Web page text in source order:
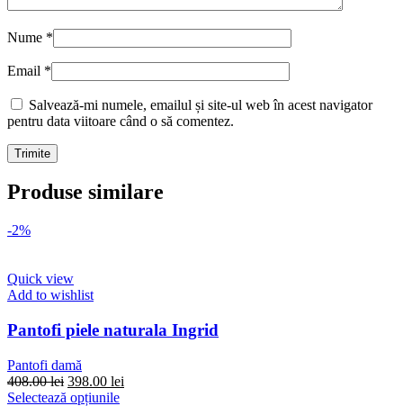
Nume *
Email *
Salvează-mi numele, emailul și site-ul web în acest navigator
pentru data viitoare când o să comentez.
Produse similare
-2%
Quick view
Add to wishlist
Pantofi piele naturala Ingrid
Pantofi damă
408.00lei Prețul
inițial
398.00 lei
Selectează opțiunileAcest